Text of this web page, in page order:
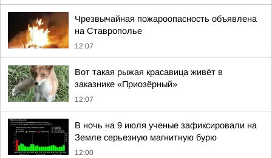
Чрезвычайная пожароопасность объявлена
на Ставрополье
12:07
Вот такая рыжая красавица живёт в
заказнике «Приозёрный»
12:07
В ночь на 9 июля ученые зафиксировали на
Земле серьезную магнитную бурю
12:00